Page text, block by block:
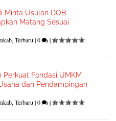
Minta Usulan DOB
Matang Sesuai
,Terbaru |0 |
Perkuat Fondasi UMKM
dan Pendampingan
,Terbaru |0 |